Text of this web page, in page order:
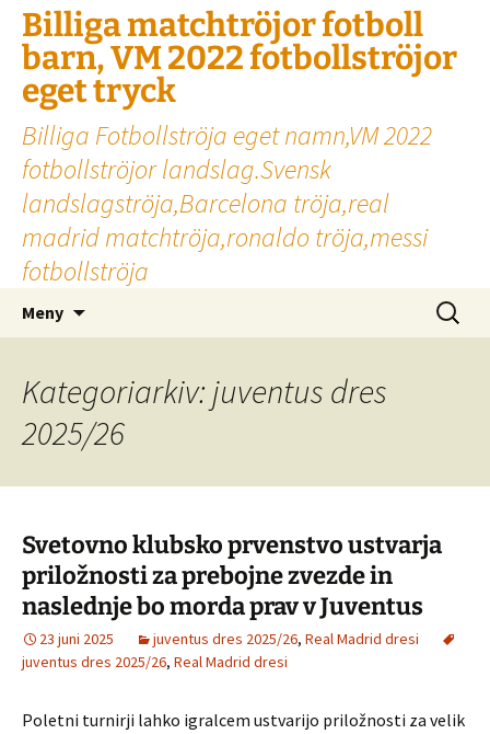
Billiga matchtröjor fotboll
barn, VM 2022 fotbollströjor
eget tryck
Billiga Fotbollströja eget namn,VM 2022
fotbollströjor landslag.Svensk
landslagströja,Barcelona tröja,real
madrid matchtröja,ronaldo tröja,messi
fotbollströja
Meny
Sök
efter:
Kategoriarkiv: juventus dres
2025/26
Svetovno klubsko prvenstvo ustvarja
priložnosti za prebojne zvezde in
naslednje bo morda prav v Juventus
23 juni 2025 juventus dres 2025/26, Real Madrid dresi
juventus dres 2025/26, Real Madrid dresi
Poletni turnirji lahko igralcem ustvarijo priložnosti za velik